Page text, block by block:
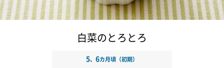
白菜のとろとろ
5、 6カ月頃（初期）